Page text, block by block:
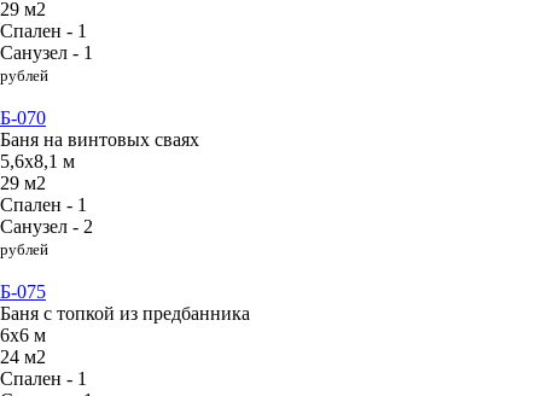
29 м2
Спален - 1
Санузел - 1
рублей
Б-070
Баня на винтовых сваях
5,6х8,1 м
29 м2
Спален - 1
Санузел - 2
рублей
Б-075
Баня с топкой из предбанника
6х6 м
24 м2
Спален - 1